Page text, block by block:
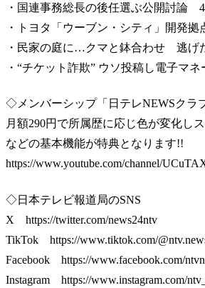
・国連事務総長の後任選ぶ公開討論
・トヨタ「ウーブン・シティ」開発
・民家の庭に…クマと鉢合わせ 逃
・“チケット詐欺” ウソ投稿し電子マ
◇メンバーシップ「日テレNEWSクラ
月額290円で所属歴に応じ色が変化し
などの基本機能が特典となります!!
https://www.youtube.com/channel/
◇日本テレビ報道局のSNS
X https://twitter.com/news24ntv
TikTok https://www.tiktok.com/
Facebook https://www.facebook.com/
Instagram https://www.instagram.com/